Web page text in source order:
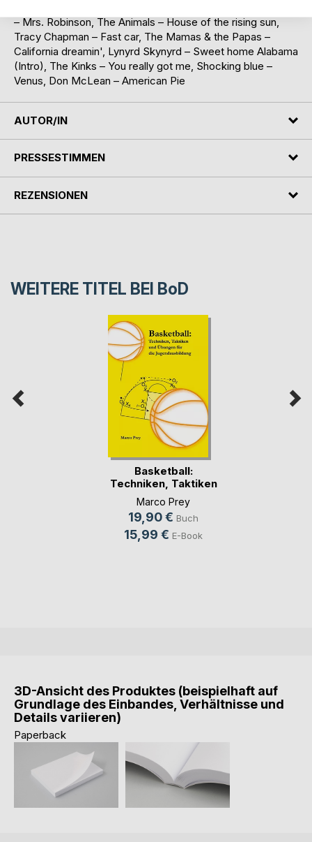
– Mrs. Robinson, The Animals – House of the rising sun,
Tracy Chapman – Fast car, The Mamas & the Papas –
California dreamin', Lynyrd Skynyrd – Sweet home Alabama
(Intro), The Kinks – You really got me, Shocking blue –
Venus, Don McLean – American Pie
AUTOR/IN
PRESSESTIMMEN
REZENSIONEN
WEITERE TITEL BEI BoD
Basketball:
Techniken, Taktiken
un(...)
Marco Prey
19,90 € Buch
15,99 € E-Book
3D-Ansicht des Produktes (beispielhaft auf
Grundlage des Einbandes, Verhältnisse und
Details variieren)
Paperback